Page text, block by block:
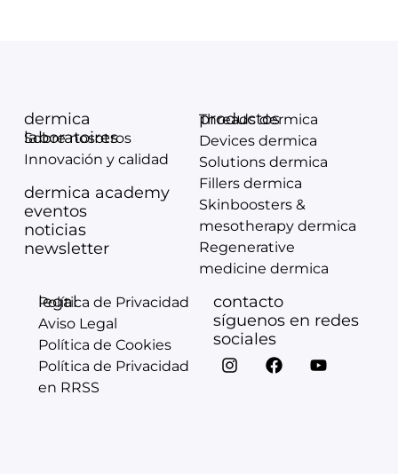
dermica
laboratoires
Sobre nosotros
Innovación y calidad
dermica academy
eventos
noticias
newsletter
productos
Threads dermica
Devices dermica
Solutions dermica
Fillers dermica
Skinboosters &
mesotherapy dermica
Regenerative
medicine dermica
legal
Política de Privacidad
Aviso Legal
Política de Cookies
Política de Privacidad
en RRSS
contacto
síguenos en redes
sociales